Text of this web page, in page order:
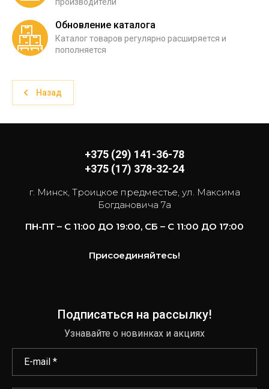
производители
Обновление каталога
Каталог товаров регулярно расширяется и
пополняется
Назад
+375 (29) 141-36-78
+375 (17) 378-32-24
г. Минск, Троицкое предместье, ул. Максима
Богдановича 7а
ПН-ПТ – С 11:00 ДО 19:00, СБ – С 11:00 ДО 17:00
Подписаться на рассылку!
Узнавайте о новинках и акциях
Присоединяйтесь!